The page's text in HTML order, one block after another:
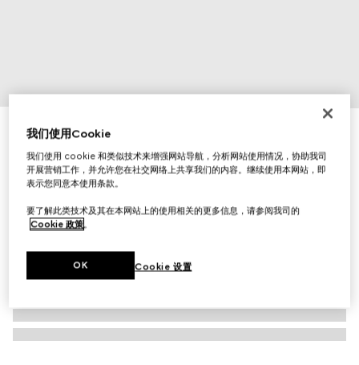
方形镜框太阳眼镜
€ 330
相关款式黑色
我们使用Cookie
我们使用 cookie 和类似技术来增强网站导航，分析网站使用情况，协助我司
开展营销工作，并允许您在社交网络上共享我们的内容。继续使用本网站，即
表示您同意本使用条款。
要了解此类技术及其在本网站上的使用相关的更多信息，请参阅我司的
Cookie 政策。
Cookie 设置
OK